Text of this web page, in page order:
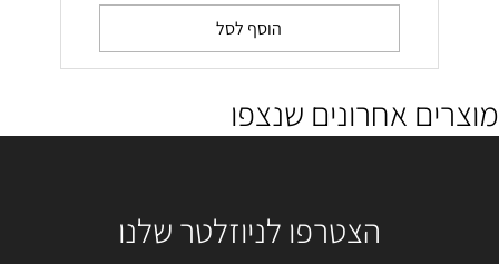
הוסף לסל
מוצרים אחרונים שנצפו
הצטרפו לניוזלטר שלנו